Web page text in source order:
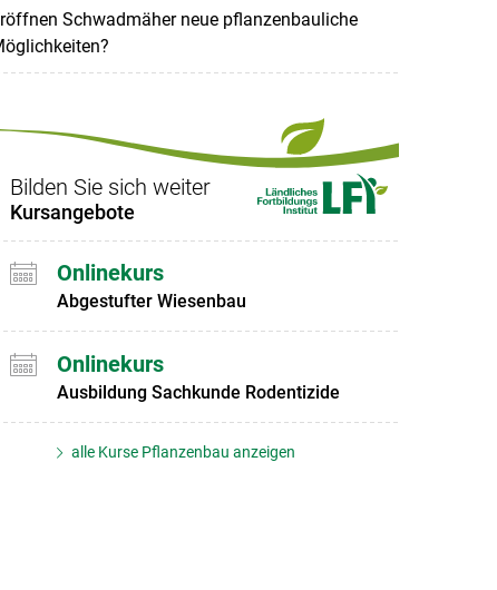
Schwadmäher neue pflanzenbauliche
Bilden Sie sich weiter
Kursangebote
Onlinekurs
Abgestufter Wiesenbau
Onlinekurs
Ausbildung Sachkunde Rodentizide
alle Kurse Pflanzenbau anzeigen